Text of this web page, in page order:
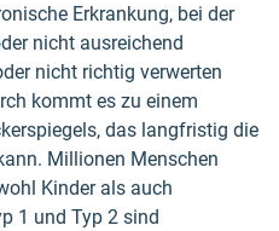
Erkrankung, bei der
nicht ausreichend
nicht richtig verwerten
kommt es zu einem
das langfristig die
Millionen Menschen
Kinder als auch
1 und Typ 2 sind